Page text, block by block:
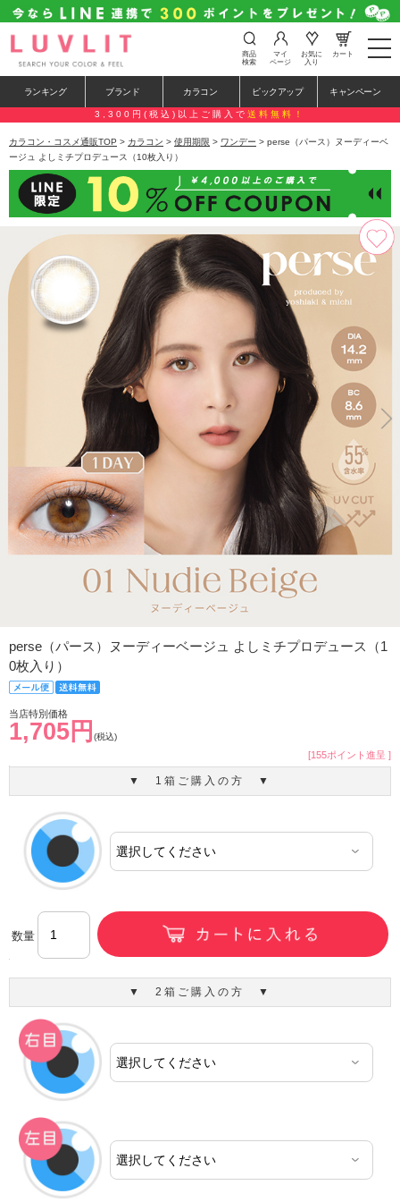
t
o
e
n
a
a
i
o
n
商品
検索
マイ
ページ
お気に
入り
カート
ランキング ブランド カラコン ピックアップ キャンペーン
3,300円(税込)以上ご購入で 送料無料！
カラコン・コスメ通販TOP > カラコン > 使用期限 > ワンデー > perse（パース）ヌーディーベ
ージュ よしミチプロデュース（10枚入り）
perse（パース）ヌーディーベージュ よしミチプロデュース（1
0枚入り）
当店特別価格
1,705円 (税込)
[155ポイント進呈 ]
▼ 1箱ご購入の方 ▼
数量
▼ 2箱ご購入の方 ▼